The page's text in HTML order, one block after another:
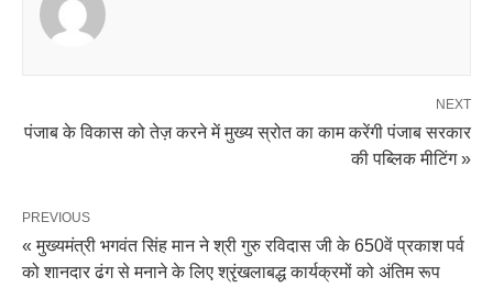
NEXT
पंजाब के विकास को तेज़ करने में मुख्य स्रोत का काम करेंगी पंजाब सरकार
की पब्लिक मीटिंग »
PREVIOUS
« मुख्यमंत्री भगवंत सिंह मान ने श्री गुरु रविदास जी के 650वें प्रकाश पर्व
को शानदार ढंग से मनाने के लिए श्रृंखलाबद्ध कार्यक्रमों को अंतिम रूप